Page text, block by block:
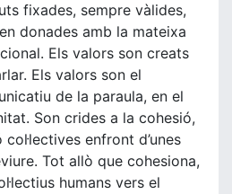
fixades, sempre vàlides,
donades amb la mateixa
Els valors son creats
Els valors son el
de la paraula, en el
Son crides a la cohesió,
enfront d’unes
Tot allò que cohesiona,
humans vers el